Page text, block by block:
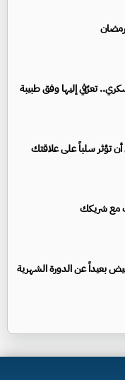
رمضان
تعرّفي إليها وفق طبيبة